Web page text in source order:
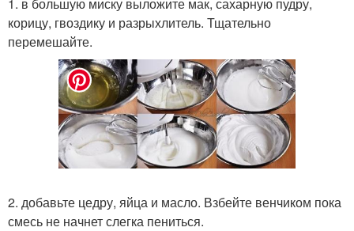
1. в большую миску выложите мак, сахарную пудру,
корицу, гвоздику и разрыхлитель. Тщательно
перемешайте.
2. добавьте цедру, яйца и масло. Взбейте венчиком пока
смесь не начнет слегка пениться.